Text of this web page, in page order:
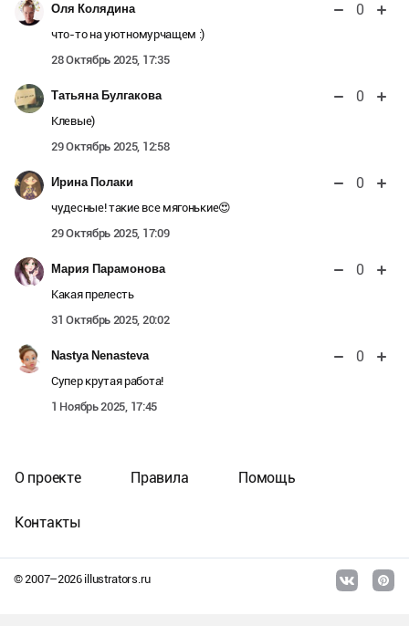
Оля Колядина 0
что-то на уютномурчащем :)
28 Октябрь 2025, 17:35
Татьяна Булгакова 0
Клевые)
29 Октябрь 2025, 12:58
Ирина Полаки 0
чудесные! такие все мягонькие😍
29 Октябрь 2025, 17:09
Мария Парамонова 0
Какая прелесть
31 Октябрь 2025, 20:02
Nastya Nenasteva 0
Супер крутая работа!
1 Ноябрь 2025, 17:45
© 2007–2026illustrators.ru
О проекте Правила Помощь
Контакты